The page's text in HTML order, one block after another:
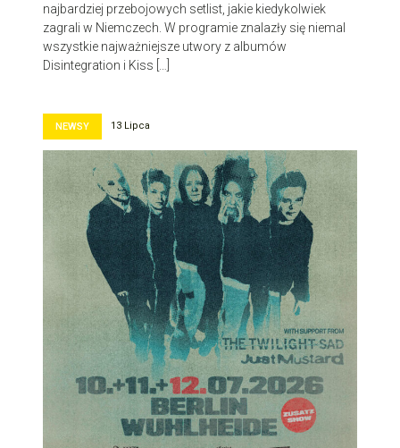
najbardziej przebojowych setlist, jakie kiedykolwiek
zagrali w Niemczech. W programie znalazły się niemal
wszystkie najważniejsze utwory z albumów
Disintegration i Kiss […]
NEWSY 13 Lipca